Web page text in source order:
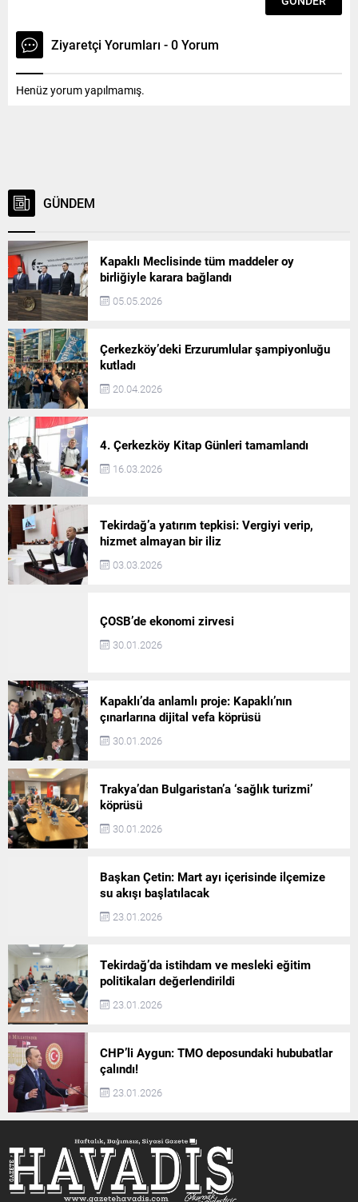
Ziyaretçi Yorumları - 0 Yorum
Henüz yorum yapılmamış.
GÜNDEM
Kapaklı Meclisinde tüm maddeler oy
birliğiyle karara bağlandı
05.05.2026
Çerkezköy’deki Erzurumlular şampiyonluğu
kutladı
20.04.2026
4. Çerkezköy Kitap Günleri tamamlandı
16.03.2026
Tekirdağ’a yatırım tepkisi: Vergiyi verip,
hizmet almayan bir iliz
03.03.2026
ÇOSB’de ekonomi zirvesi
30.01.2026
Kapaklı’da anlamlı proje: Kapaklı’nın
çınarlarına dijital vefa köprüsü
30.01.2026
Trakya’dan Bulgaristan’a ‘sağlık turizmi’
köprüsü
30.01.2026
Başkan Çetin: Mart ayı içerisinde ilçemize
su akışı başlatılacak
23.01.2026
Tekirdağ’da istihdam ve mesleki eğitim
politikaları değerlendirildi
23.01.2026
CHP’li Aygun: TMO deposundaki hububatlar
çalındı!
23.01.2026